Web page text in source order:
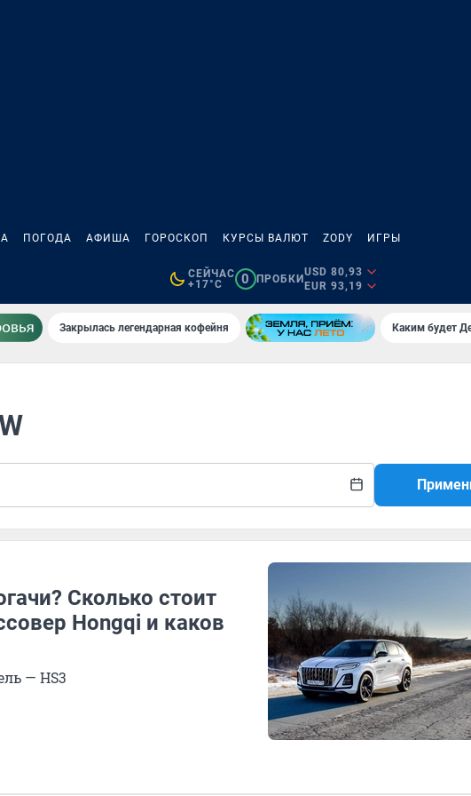
ПОГОДА АФИША ГОРОСКОП КУРСЫ ВАЛЮТ ZODY ИГРЫ
СЕЙЧАС
+17°C
0 ПРОБКИ
USD 80,93
EUR 93,19
Закрылась легендарная кофейня Каким будет
Сколько стоит
Hongqi и каков
— HS3